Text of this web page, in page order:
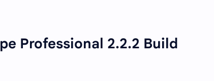
Professional 2.2.2 Build